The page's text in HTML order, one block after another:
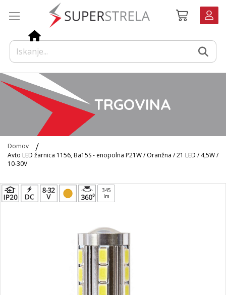
Košarica
TRGOVINA
Domov
Avto LED žarnica 1156, Ba15S - enopolna P21W / Oranžna / 21 LED / 4,5W /
10-30V
Preskoči
na
345
lm